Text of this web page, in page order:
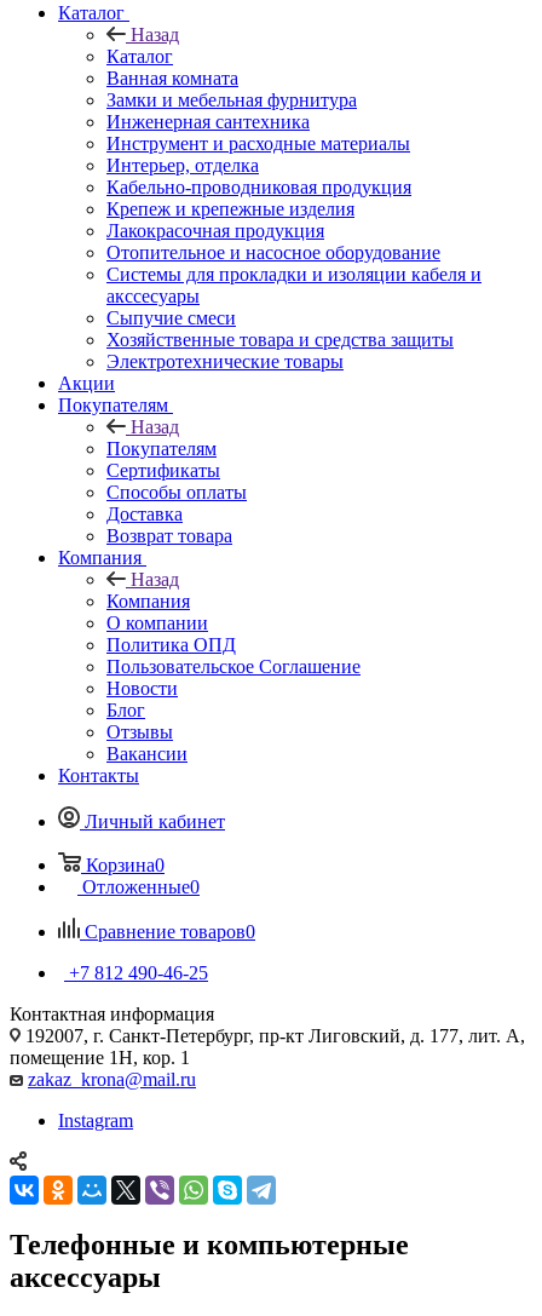
Каталог
Назад
Каталог
Ванная комната
Замки и мебельная фурнитура
Инженерная сантехника
Инструмент и расходные материалы
Интерьер, отделка
Кабельно-проводниковая продукция
Крепеж и крепежные изделия
Лакокрасочная продукция
Отопительное и насосное оборудование
Системы для прокладки и изоляции кабеля и
акссесуары
Сыпучие смеси
Хозяйственные товара и средства защиты
Электротехнические товары
Акции
Покупателям
Назад
Покупателям
Сертификаты
Способы оплаты
Доставка
Возврат товара
Компания
Назад
Компания
О компании
Политика ОПД
Пользовательское Соглашение
Новости
Блог
Отзывы
Вакансии
Контакты
Личный кабинет
Корзина0
Отложенные0
Сравнение товаров0
+7 812 490-46-25
Контактная информация
192007, г. Санкт-Петербург, пр-кт Лиговский, д. 177, лит. А,
помещение 1Н, кор. 1
zakaz_krona@mail.ru
Instagram
Телефонные и компьютерные
аксессуары